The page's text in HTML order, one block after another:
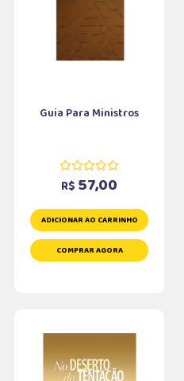
Guia Para Ministros
R$ 57,00
ADICIONAR AO CARRINHO
COMPRAR AGORA